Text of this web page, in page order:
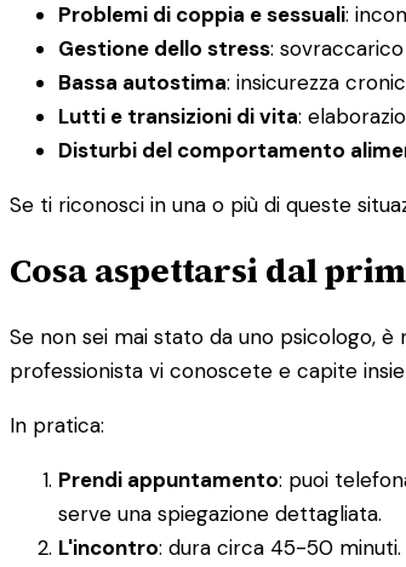
Problemi di coppia e sessuali:
Gestione dello stress:
Bassa autostima: insicurezza
Lutti e transizioni di vita:
Disturbi del comportamento
Se ti riconosci in una o più di queste
Cosa aspettarsi dal
Se non sei mai stato da uno psicologo,
professionista vi conoscete e capite
In pratica:
Prendi appuntamento: puoi
serve una spiegazione dettagliata.
L'incontro: dura circa 45-50